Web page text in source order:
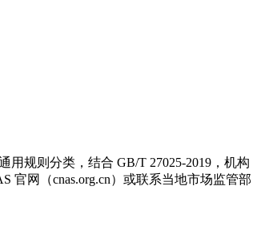
规则分类，结合 GB/T 27025-2019，机构
网（cnas.org.cn）或联系当地市场监管部